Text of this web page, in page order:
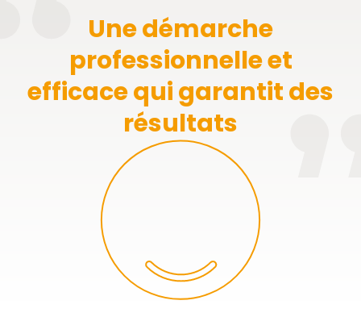
Une démarche
professionnelle et
efficace qui garantit des
résultats